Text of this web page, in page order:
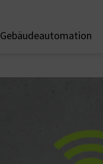
Gebäudeautomation